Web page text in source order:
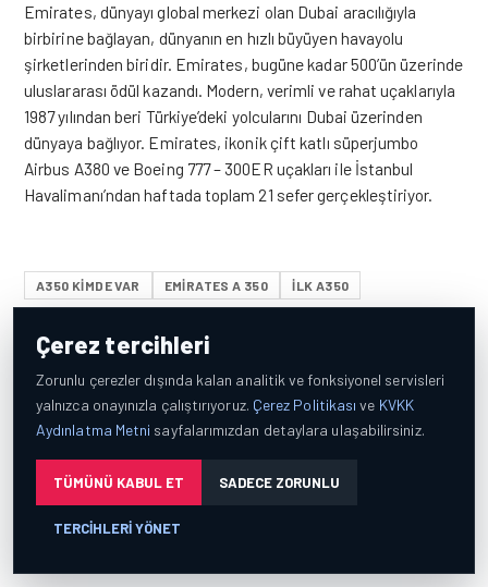
Emirates, dünyayı global merkezi olan Dubai aracılığıyla
birbirine bağlayan, dünyanın en hızlı büyüyen havayolu
şirketlerinden biridir. Emirates, bugüne kadar 500’ün üzerinde
uluslararası ödül kazandı. Modern, verimli ve rahat uçaklarıyla
1987 yılından beri Türkiye’deki yolcularını Dubai üzerinden
dünyaya bağlıyor. Emirates, ikonik çift katlı süperjumbo
Airbus A380 ve Boeing 777 – 300ER uçakları ile İstanbul
Havalimanı’ndan haftada toplam 21 sefer gerçekleştiriyor.
A350 KIMDE VAR EMIRATES A 350 ILK A350
İstanbul Üniversitesi Amerikan Kültürü ve
Edebiyatı mezunu. 15 Yıl Havacılık sektöründe
çalıştı. Uçakları,yolcuları ve yolculukları çok
şehirlerin sokaklarında dolaşmak en hoşlandığı
şeydir. Bir kız çocuğu annesidir. Sitemizin Yazı
Çerez tercihleri
Zorunlu çerezler dışında kalan analitik ve fonksiyonel servisleri
yalnızca onayınızla çalıştırıyoruz. Çerez Politikası ve KVKK
Aydınlatma Metni sayfalarımızdan detaylara ulaşabilirsiniz.
TÜMÜNÜ KABUL ET SADECE ZORUNLU
TERCIHLERI YÖNET